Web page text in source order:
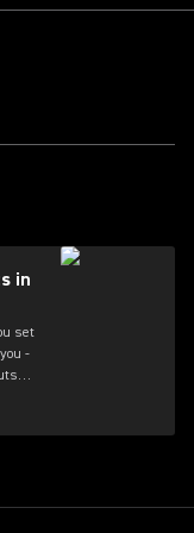
in
set
-